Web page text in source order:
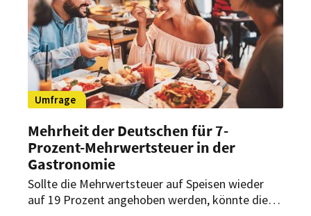
Umfrage
Mehrheit der Deutschen für 7-
Prozent-Mehrwertsteuer in der
Gastronomie
Sollte die Mehrwertsteuer auf Speisen wieder
auf 19 Prozent angehoben werden, könnte dies